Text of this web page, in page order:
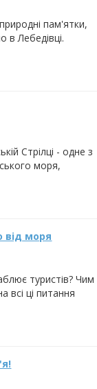
пам'ятки,
в Лебедівці.
Стрілці - одне з
моря,
від моря
туристів? Чим
всі ці питання